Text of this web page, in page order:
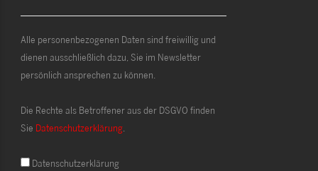
Alle personenbezogenen Daten sind freiwillig und
dienen ausschließlich dazu, Sie im Newsletter
persönlich ansprechen zu können.
Die Rechte als Betroffener aus der DSGVO finden
Sie Datenschutzerklärung.
Datenschutzerklärung